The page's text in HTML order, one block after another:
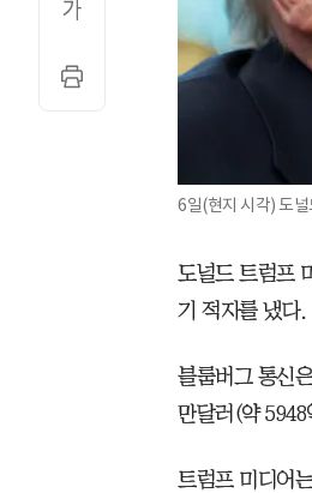
6일(현지 시각) 도
도널드 트럼프
기 적자를 냈다.
블룸버그 통신
만달러(약
트럼프 미디어